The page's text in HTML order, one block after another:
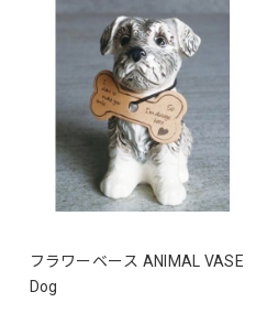
フラワーベース ANIMAL VASE
Dog